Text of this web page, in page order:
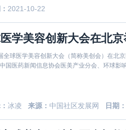
2021-10-22
学美容创新大会在北
全球医学美容创新大会（简称美创会）在
国医药新闻信息协会医美产业分会、环球影
冰凌 来源： 中国社区发展网 日期：